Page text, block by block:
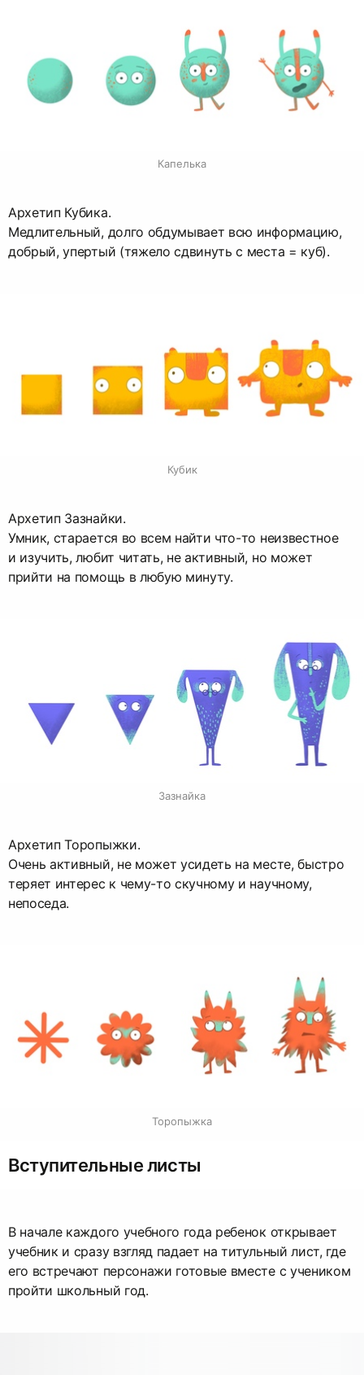
Капелька
Архетип Кубика.
Медлительный, долго обдумывает всю информацию,
добрый, упертый (тяжело сдвинуть с места = куб).
Кубик
Архетип Зазнайки.
Умник, старается во всем найти что-то неизвестное
и изучить, любит читать, не активный, но может
прийти на помощь в любую минуту.
Зазнайка
Архетип Торопыжки.
Очень активный, не может усидеть на месте, быстро
теряет интерес к чему-то скучному и научному,
непоседа.
Торопыжка
Вступительные листы
В начале каждого учебного года ребенок открывает
учебник и сразу взгляд падает на титульный лист, где
его встречают персонажи готовые вместе с учеником
пройти школьный год.